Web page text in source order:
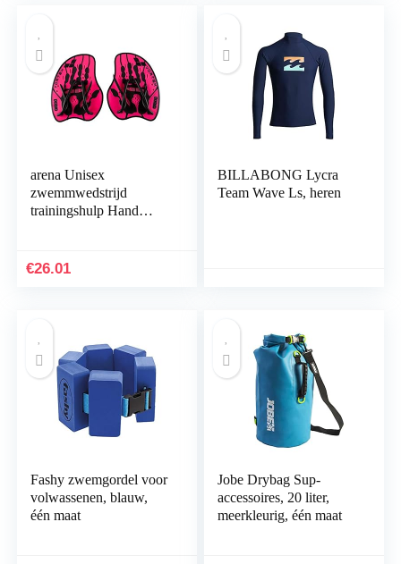
arena Unisex
zwemmwedstrijd
trainingshulp Hand
kracht- en technische
€26.01
BILLABONG Lycra
Team Wave Ls, heren
Fashy zwemgordel voor
volwassenen, blauw,
één maat
Jobe Drybag Sup-
accessoires, 20 liter,
meerkleurig, één maat